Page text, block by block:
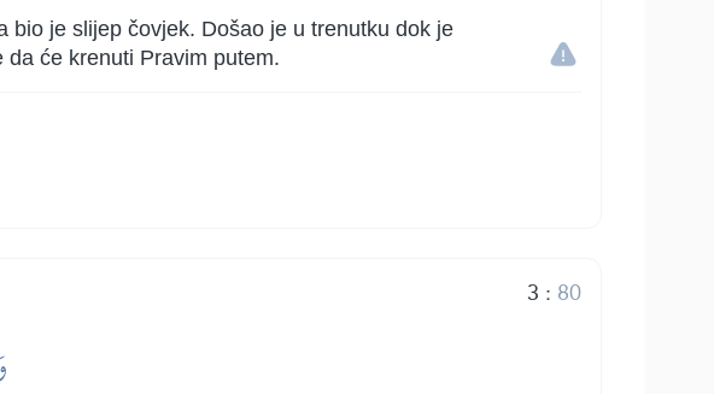
bio je slijep čovjek. Došao je u trenutku dok je
će krenuti Pravim putem.
3 : 80